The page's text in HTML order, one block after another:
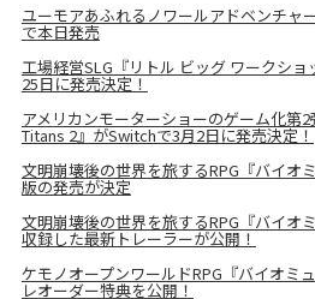
ユーモアあふれるノワールアドベンチャ
で本日発売
工場経営SLG『リトル ビッグ ワークシ
25日に発売決定！
アメリカンモーターショーのゲーム化第
Titans 2』がSwitchで3月2日に発売決定！
文明崩壊後の世界を旅するRPG『バイオ
版の発売が決定
文明崩壊後の世界を旅するRPG『バイオ
収録した最新トレーラーが公開！
ケモノオープンワールドRPG『バイオミ
レオーダー特典を公開！